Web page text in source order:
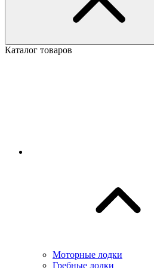
Каталог товаров
Моторные лодки
Гребные лодки